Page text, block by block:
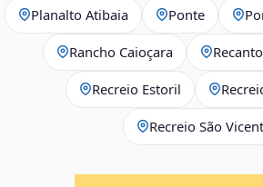
Planalto Atibaia Ponte
Rancho Caioçara
Recreio Estoril
Recreio São